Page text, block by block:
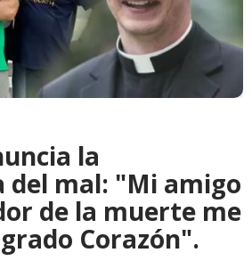
la
del mal: "Mi amigo
de la muerte me
Corazón".